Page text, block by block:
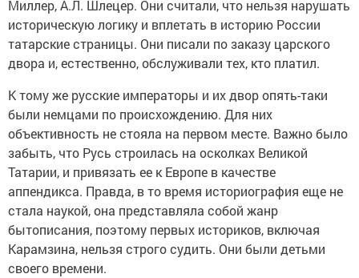
Миллер, А.Л. Шлецер. Они считали, что нельзя нарушать
историческую логику и вплетать в историю России
татарские страницы. Они писали по заказу царского
двора и, естественно, обслуживали тех, кто платил.
К тому же русские императоры и их двор опять-таки
были немцами по происхождению. Для них
объективность не стояла на первом месте. Важно было
забыть, что Русь строилась на осколках Великой
Татарии, и привязать ее к Европе в качестве
аппендикса. Правда, в то время историография еще не
стала наукой, она представляла собой жанр
бытописания, поэтому первых историков, включая
Карамзина, нельзя строго судить. Они были детьми
своего времени.